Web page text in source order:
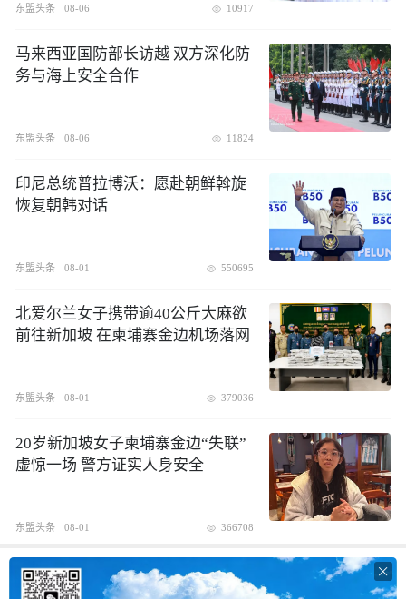
东盟头条 08-06 10917
​马来西亚国防部长访越 双方深化防
务与海上安全合作
东盟头条 08-06 11824
印尼总统普拉博沃：愿赴朝鲜斡旋
恢复朝韩对话
东盟头条 08-01 550695
北爱尔兰女子携带逾40公斤大麻欲
前往新加坡 在柬埔寨金边机场落网
东盟头条 08-01 379036
20岁新加坡女子柬埔寨金边“失联”
虚惊一场 警方证实人身安全
东盟头条 08-01 366708
